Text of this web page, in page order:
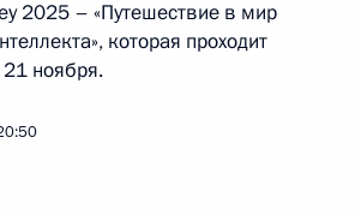
2025 – «Путешествие в мир
которая проходит
ноября.